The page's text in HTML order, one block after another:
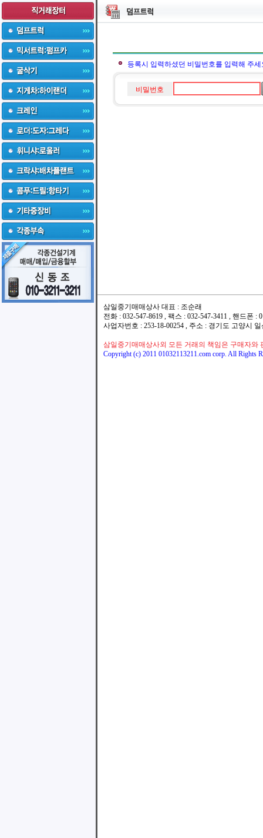
등록시 입력하셨던 비밀번호를 입력해 주세
비밀번호
삼일중기매매상사 대표 : 조순래
전화 : 032-547-8619 , 팩스 : 032-547-3411 , 핸드폰
사업자번호 : 253-18-00254 , 주소 : 경기도 고양시
삼일중기매매상사외 모든 거래의 책임은 구매자와
Copyright (c) 2011 01032113211.com corp. All Rights